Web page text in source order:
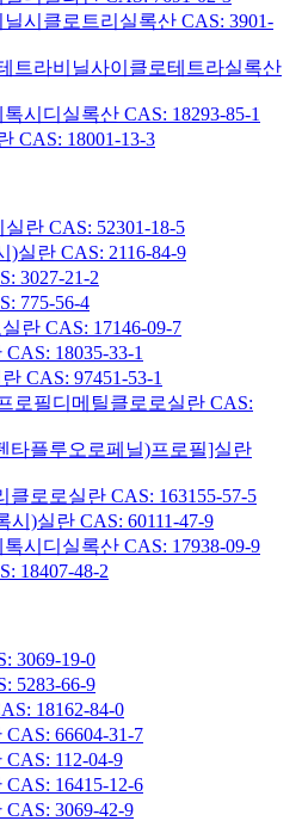
시클로트리실록산 CAS: 3901-
트라비닐사이클로테트라실록산
시디실록산 CAS: 18293-85-1
CAS: 18001-13-3
란 CAS: 52301-18-5
실란 CAS: 2116-84-9
3027-21-2
775-56-4
란 CAS: 17146-09-7
18035-33-1
CAS: 97451-53-1
로필디메틸클로로실란 CAS:
타플루오로페닐)프로필]실란
로로실란 CAS: 163155-57-5
)실란 CAS: 60111-47-9
시디실록산 CAS: 17938-09-9
18407-48-2
3069-19-0
5283-66-9
18162-84-0
66604-31-7
112-04-9
16415-12-6
3069-42-9